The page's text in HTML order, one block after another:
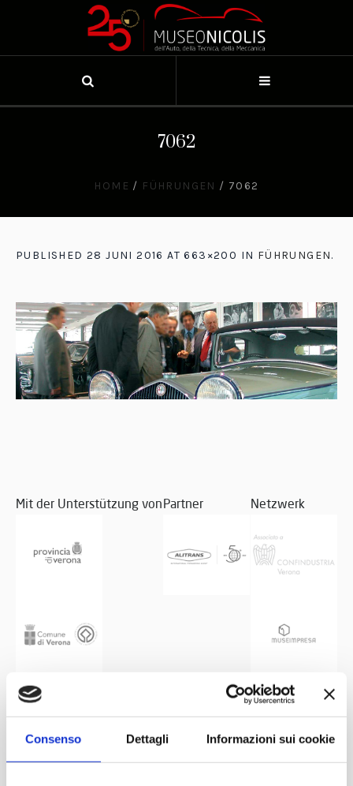
Consenso Dettagli Informazioni sui cookie
7062
HOME / FÜHRUNGEN / 7062
PUBLISHED 28 JUNI 2016 AT 663×200 IN FÜHRUNGEN.
Mit der Unterstützung vonPartner Netzwerk